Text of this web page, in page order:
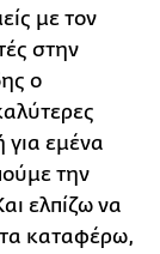
με τον
στην
ο
για εμένα
την
ελπίζω να
καταφέρω,